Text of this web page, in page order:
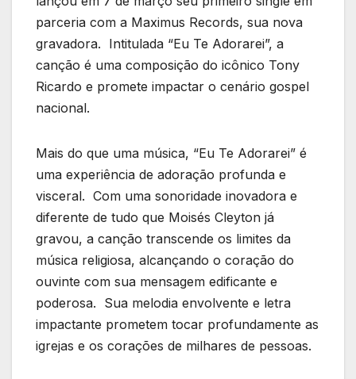
parceria com a Maximus Records, sua nova
gravadora. Intitulada “Eu Te Adorarei”, a
canção é uma composição do icônico Tony
Ricardo e promete impactar o cenário gospel
nacional.
Mais do que uma música, “Eu Te Adorarei” é
uma experiência de adoração profunda e
visceral. Com uma sonoridade inovadora e
diferente de tudo que Moisés Cleyton já
gravou, a canção transcende os limites da
música religiosa, alcançando o coração do
ouvinte com sua mensagem edificante e
poderosa. Sua melodia envolvente e letra
impactante prometem tocar profundamente as
igrejas e os corações de milhares de pessoas.